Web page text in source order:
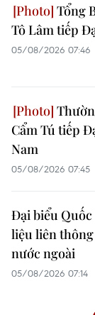
Tổng
Tô Lâm tiếp
05/08/2026 07:46
Cẩm Tú tiếp
Nam
05/08/2026 07:45
Đại biểu Quốc
liệu liên
nước ngoài
05/08/2026 07:14